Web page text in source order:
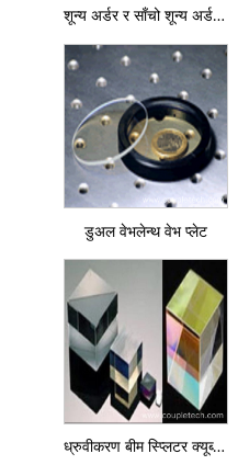
शून्य अर्डर र साँचो शून्य अर्डर वेभप्लेट
डुअल वेभलेन्थ वेभ प्लेट
ध्रुवीकरण बीम स्प्लिटर क्यूब्स (पीबीएस क्यूब)